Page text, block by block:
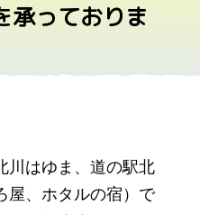
承っておりま
川はゆま、道の駅北
屋、ホタルの宿）で